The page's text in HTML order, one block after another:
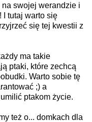
swojej werandzie i
I tutaj warto się
się tej kwestii z
ma takie
ptaki, które zechcą
Warto sobie tę
;) a
ptakom życie.
też o... domkach dla